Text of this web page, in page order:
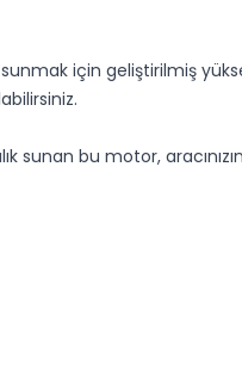
için geliştirilmiş
sunan bu motor, aracınızın